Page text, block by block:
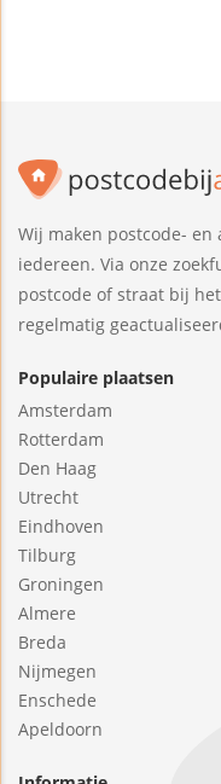
Wij maken postcode-
iedereen. Via onze
postcode of straat bij
regelmatig
Populaire plaatsen
Amsterdam
Rotterdam
Den Haag
Utrecht
Eindhoven
Tilburg
Groningen
Almere
Breda
Nijmegen
Enschede
Apeldoorn